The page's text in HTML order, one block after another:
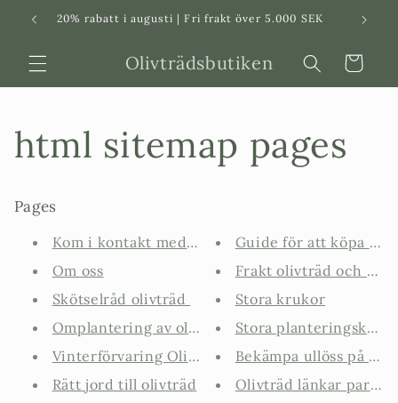
Svenska Dansk
20% rabatt i augusti | Fri frakt över 5.000 SEK
Olivträdsbutiken Varukorg
html sitemap pages
Pages
Kom i kontakt med oss på olivt...
Om oss
Skötselråd olivträd
Omplantering av olivträd
Vinterförvaring Olivträd
Rätt jord till olivträd
Guide för att köpa
Frakt olivträd och
Stora krukor
Stora planteringskärl
Bekämpa ullöss på
Olivträd länkar